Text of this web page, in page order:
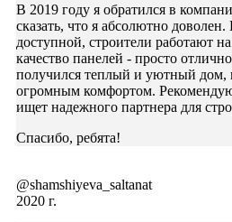
В 2019 году я обратился в
сказать, что я абсолютно доволен.
доступной, строители работают
качество панелей - просто
получился теплый и уютный дом,
огромным комфортом.
ищет надежного партнера для
Спасибо, ребята!
@shamshiyeva_saltanat
2020 г.